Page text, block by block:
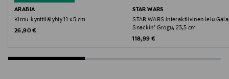
ARABIA
Kirnu-kynttilälyhty 11 x 5 cm
Original Price
26,90 €
STAR WARS
STAR WARS interaktiivinen lelu
Snackin’ Grogu, 23,5 cm
Original Price
118,99 €